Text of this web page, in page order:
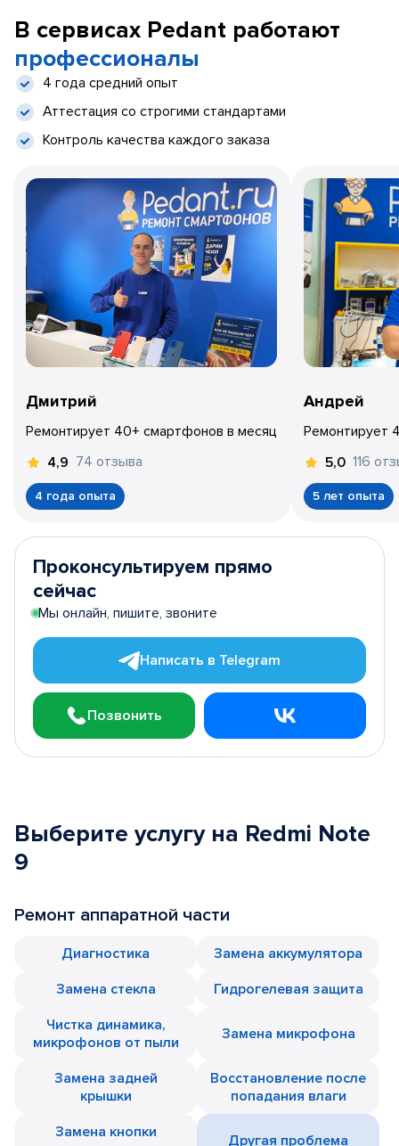
В сервисах Pedant работают
профессионалы
4 года средний опыт
Аттестация со строгими стандартами
Контроль качества каждого заказа
Дмитрий
Ремонтирует 40+ смартфонов в месяц
4,9 74 отзыва
4 года опыта
Андрей
Ремонтирует
5,0 116
5 лет опыта
Проконсультируем прямо
сейчас
Мы онлайн, пишите, звоните
Написать в Telegram
Позвонить
Выберите услугу на Redmi Note
9
Ремонт аппаратной части
Диагностика
Замена аккумулятора
Замена стекла
Гидрогелевая защита
Чистка динамика,
микрофонов от пыли
Замена микрофона
Замена задней
крышки
Восстановление после
попадания влаги
Замена кнопки
Другая проблема